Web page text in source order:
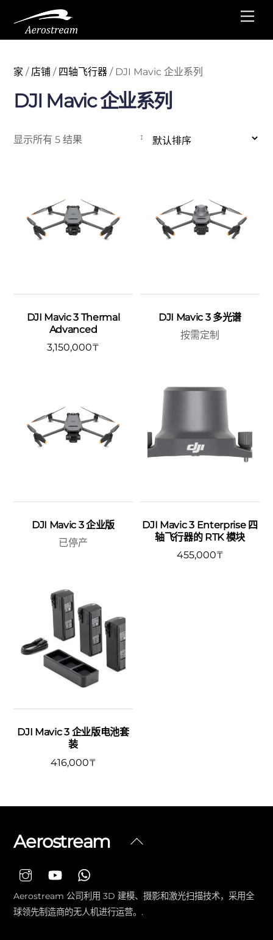
内
菜
单
家 / 店铺 / 四轴飞行器 / DJI Mavic 企业系列
DJI Mavic 企业系列
显示所有 5 结果
DJI Mavic 3 Thermal
Advanced
3,150,000₸
DJI Mavic 3 多光谱
按需定制
DJI Mavic 3 企业版
已停产
DJI Mavic 3 Enterprise 四
轴飞行器的 RTK 模块
455,000₸
DJI Mavic 3 企业版电池套
装
416,000₸
返
Aerostream
Aerostream 公司利用 3D 建模、摄影和激光扫描技术，采用全
球领先制造商的无人机进行运营。.